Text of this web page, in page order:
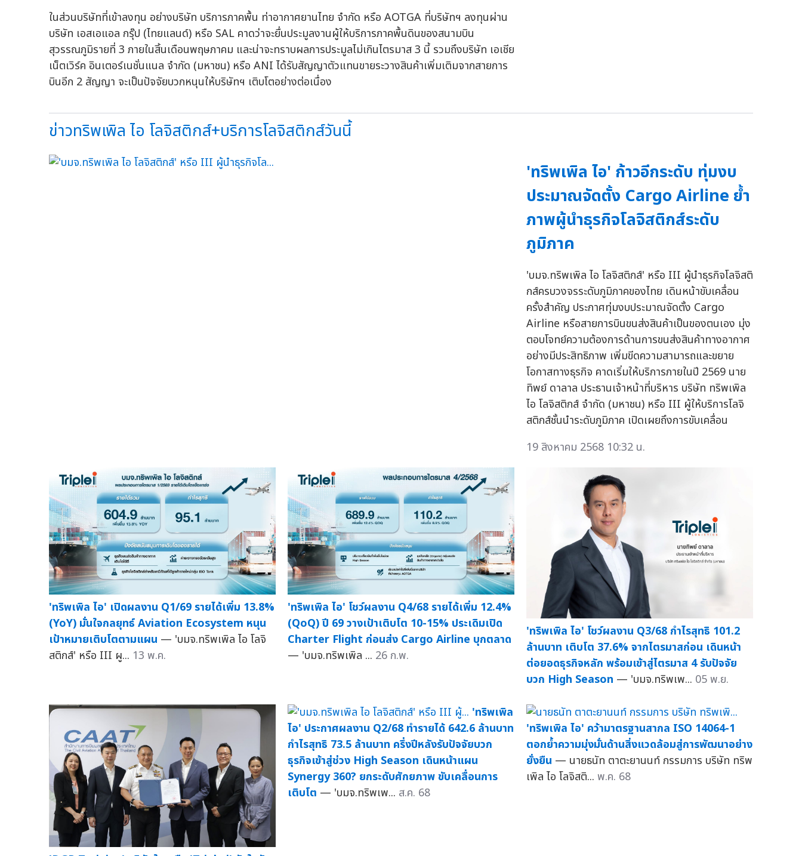
ในส่วนบริษัทที่เข้าลงทุน อย่างบริษัท บริการภาคพื้น ท่าอากาศยานไทย จำกัด หรือ AOTGA ที่บริษัทฯ ลงทุนผ่าน
บริษัท เอสเอแอล กรุ๊ป (ไทยแลนด์) หรือ SAL คาดว่าจะยื่นประมูลงานผู้ให้บริการภาคพื้นดินของสนามบิน
สุวรรณภูมิรายที่ 3 ภายในสิ้นเดือนพฤษภาคม และน่าจะทราบผลการประมูลไม่เกินไตรมาส 3 นี้ รวมถึงบริษัท เอเชีย
เน็ตเวิร์ค อินเตอร์เนชั่นแนล จำกัด (มหาชน) หรือ ANI ได้รับสัญญาตัวแทนขายระวางสินค้าเพิ่มเติมจากสายการ
บินอีก 2 สัญญา จะเป็นปัจจัยบวกหนุนให้บริษัทฯ เติบโตอย่างต่อเนื่อง
ข่าวทริพเพิล ไอ โลจิสติกส์+บริการโลจิสติกส์วันนี้
'ทริพเพิล ไอ' ก้าวอีกระดับ ทุ่มงบ
ประมาณจัดตั้ง Cargo Airline ย้ำ
ภาพผู้นำธุรกิจโลจิสติกส์ระดับ
ภูมิภาค
'บมจ.ทริพเพิล ไอ โลจิสติกส์' หรือ III ผู้นำธุรกิจโลจิสติ
กส์ครบวงจรระดับภูมิภาคของไทย เดินหน้าขับเคลื่อน
ครั้งสำคัญ ประกาศทุ่มงบประมาณจัดตั้ง Cargo
Airline หรือสายการบินขนส่งสินค้าเป็นของตนเอง มุ่ง
ตอบโจทย์ความต้องการด้านการขนส่งสินค้าทางอากาศ
อย่างมีประสิทธิภาพ เพิ่มขีดความสามารถและขยาย
โอกาสทางธุรกิจ คาดเริ่มให้บริการภายในปี 2569 นาย
ทิพย์ ดาลาล ประธานเจ้าหน้าที่บริหาร บริษัท ทริพเพิล
ไอ โลจิสติกส์ จำกัด (มหาชน) หรือ III ผู้ให้บริการโลจิ
สติกส์ชั้นนำระดับภูมิภาค เปิดเผยถึงการขับเคลื่อน
19 สิงหาคม 2568 10:32 น.
'ทริพเพิล ไอ' เปิดผลงาน Q1/69 รายได้เพิ่ม 13.8%
(YoY) มั่นใจกลยุทธ์ Aviation Ecosystem หนุน
เป้าหมายเติบโตตามแผน — 'บมจ.ทริพเพิล ไอ โลจิ
สติกส์' หรือ III ผู... 13 พ.ค.
'ทริพเพิล ไอ' โชว์ผลงาน Q4/68 รายได้เพิ่ม 12.4%
(QoQ) ปี 69 วางเป้าเติบโต 10-15% ประเดิมเปิด
Charter Flight ก่อนส่ง Cargo Airline บุกตลาด
— 'บมจ.ทริพเพิล ... 26 ก.พ.
'ทริพเพิล ไอ' โชว์ผลงาน Q3/68 กำไรสุทธิ 101.2
ล้านบาท เติบโต 37.6% จากไตรมาสก่อน เดินหน้า
ต่อยอดธุรกิจหลัก พร้อมเข้าสู่ไตรมาส 4 รับปัจจัย
บวก High Season — 'บมจ.ทริพเพ... 05 พ.ย.
'ทริพเพิล
ไอ' ประกาศผลงาน Q2/68 ทำรายได้ 642.6 ล้านบาท
กำไรสุทธิ 73.5 ล้านบาท ครึ่งปีหลังรับปัจจัยบวก
ธุรกิจเข้าสู่ช่วง High Season เดินหน้าแผน
Synergy 360? ยกระดับศักยภาพ ขับเคลื่อนการ
เติบโต — 'บมจ.ทริพเพ... ส.ค. 68
'ทริพเพิล ไอ' คว้ามาตรฐานสากล ISO 14064-1
ตอกย้ำความมุ่งมั่นด้านสิ่งแวดล้อมสู่การพัฒนาอย่าง
ยั่งยืน — นายธนัท ตาตะยานนท์ กรรมการ บริษัท ทริพ
เพิล ไอ โลจิสติ... พ.ค. 68